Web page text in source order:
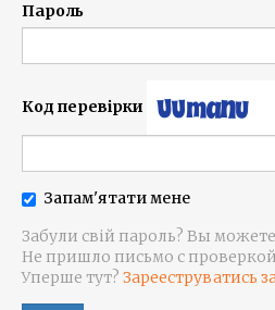
Пароль
Код перевірки
Запам'ятати мене
Забули свій пароль? Вы можете
Не пришло письмо с
Уперше тут? Зарееструватись